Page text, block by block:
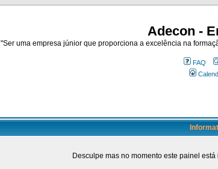
Adecon -
"Ser uma empresa júnior que proporciona a excelência na
FAQ
Desculpe mas no momento este painel